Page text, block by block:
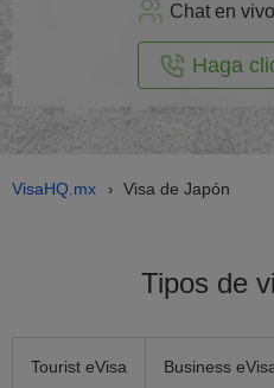
Chat en vivo
Haga
VisaHQ.mx › Visa de Japón
Tipos de
Tourist eVisa Business